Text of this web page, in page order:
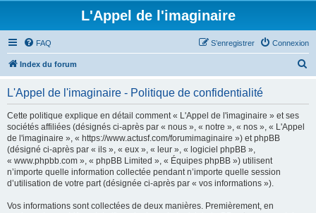
L'Appel de l'imaginaire
FAQ Connexion
S’enregistrer
Index du forum
L'Appel de l'imaginaire - Politique de confidentialité
Cette politique explique en détail comment « L'Appel de l'imaginaire » et ses
sociétés affiliées (désignés ci-après par « nous », « notre », « nos », « L'Appel
de l'imaginaire », « https://www.actusf.com/forumimaginaire ») et phpBB
(désigné ci-après par « ils », « eux », « leur », « logiciel phpBB »,
« www.phpbb.com », « phpBB Limited », « Équipes phpBB ») utilisent
n’importe quelle information collectée pendant n’importe quelle session
d’utilisation de votre part (désignée ci-après par « vos informations »).
Vos informations sont collectées de deux manières. Premièrement, en